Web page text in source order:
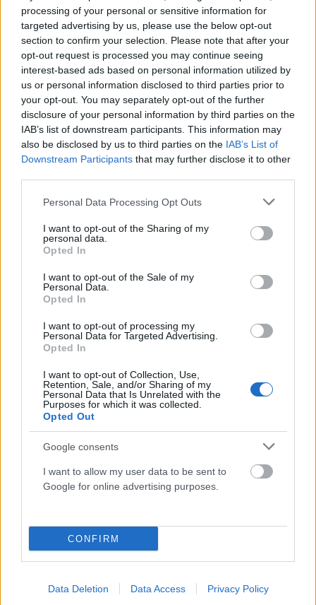
processing of your personal or sensitive information for
targeted advertising by us, please use the below opt-out
section to confirm your selection. Please note that after your
opt-out request is processed you may continue seeing
interest-based ads based on personal information utilized by
us or personal information disclosed to third parties prior to
your opt-out. You may separately opt-out of the further
disclosure of your personal information by third parties on the
IAB’s list of downstream participants. This information may
also be disclosed by us to third parties on the IAB’s List of
Downstream Participants that may further disclose it to other
Please note that this website/app uses one or more Google
not limited to your visit or usage behaviour. You may click to
grant or deny consent to Google and its third-party tags to
use your data for below specified purposes in below Google
consent section.
Personal Data Processing Opt Outs
I want to opt-out of the Sharing of my
personal data.
Opted In
I want to opt-out of the Sale of my
Personal Data.
Opted In
I want to opt-out of processing my
Personal Data for Targeted Advertising.
Opted In
I want to opt-out of Collection, Use,
Retention, Sale, and/or Sharing of my
Personal Data that Is Unrelated with the
Purposes for which it was collected.
Opted Out
Google consents
I want to allow my user data to be sent to
Google for online advertising purposes.
CONFIRM
Data Deletion Data Access Privacy Policy
επιθέσεις κατά εμπορικών πλοίων στη Μαύρη
Θάλασσα
DKATSAMADOU 9 ΑΥΓΟΎΣΤΟΥ 2026
Αθηνών – Σουνίου: Ακόμη μία αναστροφή, ακόμη ένα
τροχαίο – Τραυματίες αστυνομικοί της ΔΙΑΣ (Video)
ΑΝΑΡΤΗΘΗΚΕ ΑΠΟDKATSAMADOU 8 ΑΥΓΟΎΣΤΟΥ 2026
Ελίζαμπεθ Ελέτσι: Πήρε την ευχή για τον γιο της στον
Άγιο Νεκτάριο – «Να είσαι πάντα γερός και
προστατευμένος»